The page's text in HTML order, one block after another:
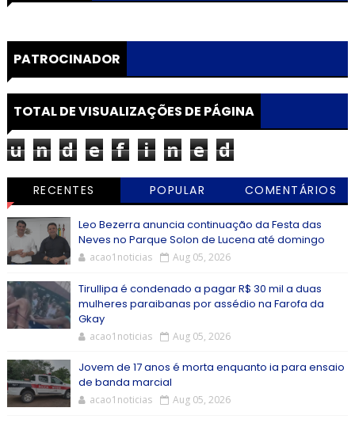
PATROCINADOR
TOTAL DE VISUALIZAÇÕES DE PÁGINA
u n d e f i n e d
RECENTES POPULAR COMENTÁRIOS
Leo Bezerra anuncia continuação da Festa das
Neves no Parque Solon de Lucena até domingo
acao1noticias Aug 05, 2026
Tirullipa é condenado a pagar R$ 30 mil a duas
mulheres paraibanas por assédio na Farofa da
Gkay
acao1noticias Aug 05, 2026
Jovem de 17 anos é morta enquanto ia para ensaio
de banda marcial
acao1noticias Aug 05, 2026